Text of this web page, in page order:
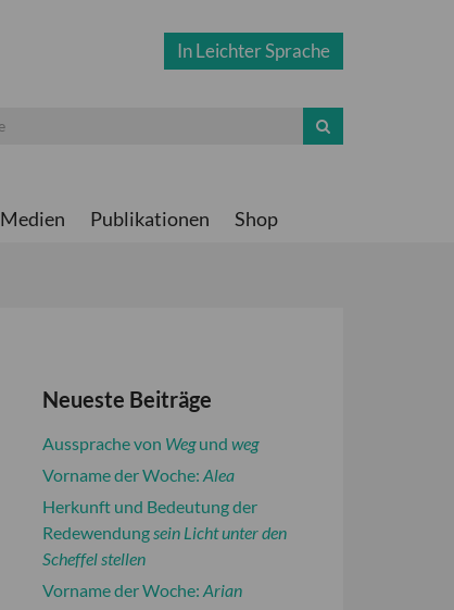
In Leichter Sprache
Medien Publikationen Shop
Neueste Beiträge
Aussprache von Wegund weg
Vorname der Woche: Alea
Herkunft und Bedeutung der
Redewendungsein Licht unter den
Scheffel stellen
Vorname der Woche: Arian